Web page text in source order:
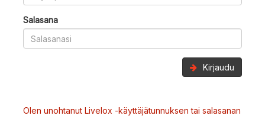
Salasana
Kirjaudu
Olen unohtanut Livelox -käyttäjätunnuksen tai salasanan